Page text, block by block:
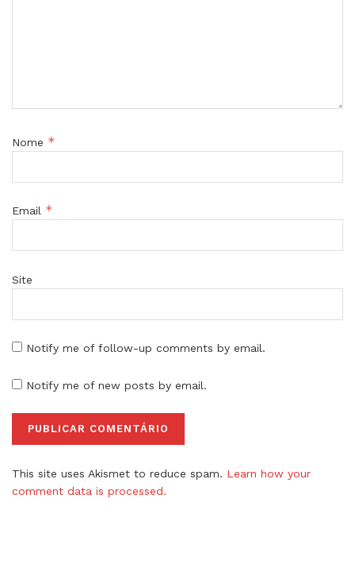
Nome *
Email *
Site
Notify me of follow-up comments by email.
Notify me of new posts by email.
This site uses Akismet to reduce spam. Learn how your
comment data is processed.